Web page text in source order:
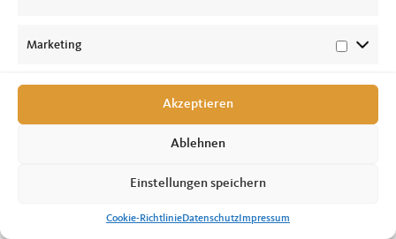
Marketing
Akzeptieren
Ablehnen
Einstellungen speichern
Cookie-RichtlinieDatenschutz Impressum